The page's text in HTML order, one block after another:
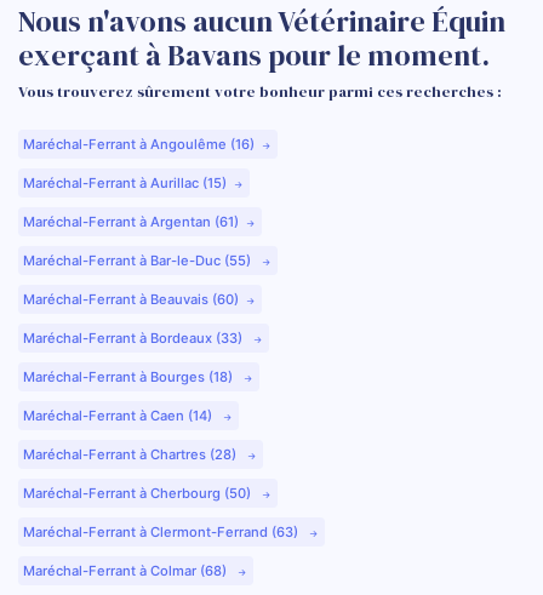
Nous n'avons aucun Vétérinaire Équin
exerçant à Bavans pour le moment.
Vous trouverez sûrement votre bonheur parmi ces recherches :
Maréchal-Ferrant à Angoulême (16)
Maréchal-Ferrant à Aurillac (15)
Maréchal-Ferrant à Argentan (61)
Maréchal-Ferrant à Bar-le-Duc (55)
Maréchal-Ferrant à Beauvais (60)
Maréchal-Ferrant à Bordeaux (33)
Maréchal-Ferrant à Bourges (18)
Maréchal-Ferrant à Caen (14)
Maréchal-Ferrant à Chartres (28)
Maréchal-Ferrant à Cherbourg (50)
Maréchal-Ferrant à Clermont-Ferrand (63)
Maréchal-Ferrant à Colmar (68)